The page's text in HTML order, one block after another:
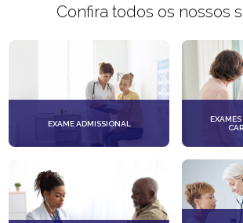
Confira todos os nossos
EXAME ADMISSIONAL